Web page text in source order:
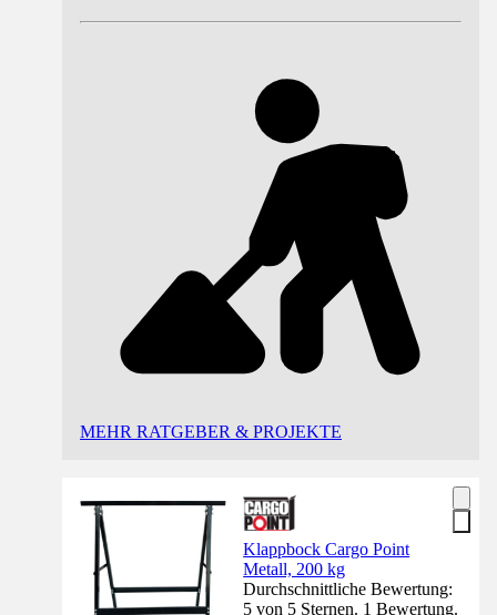
MEHR RATGEBER & PROJEKTE
Klappbock Cargo Point
Metall, 200 kg
Durchschnittliche Bewertung:
5 von 5 Sternen. 1 Bewertung.